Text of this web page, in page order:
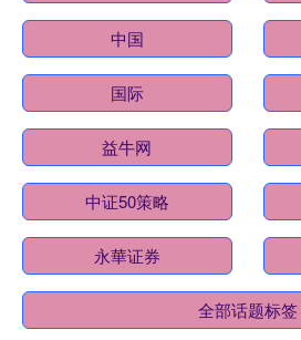
中国
国际
益牛网
中证50策略
永華证券
全部话题标签